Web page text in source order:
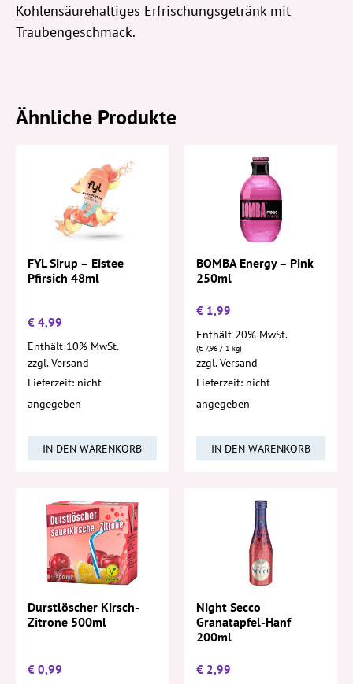
Kohlensäurehaltiges Erfrischungsgetränk mit
Traubengeschmack.
Ähnliche Produkte
FYL Sirup – Eistee
Pfirsich 48ml
€ 4,99
Enthält 10% MwSt.
zzgl.Versand
Lieferzeit: nicht
angegeben
IN DEN WARENKORB
BOMBA Energy – Pink
250ml
€ 1,99
Enthält 20% MwSt.
(€7,96 / 1 kg)
zzgl.Versand
Lieferzeit: nicht
angegeben
IN DEN WARENKORB
Durstlöscher Kirsch-
Zitrone 500ml
€ 0,99
Night Secco
Granatapfel-Hanf
200ml
€ 2,99